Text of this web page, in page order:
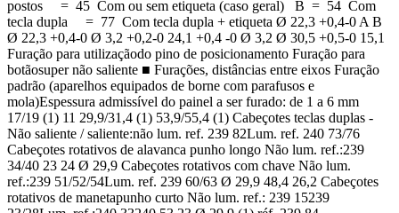
postos = 45 Com ou sem etiqueta (caso geral) B = 54 Com
tecla dupla = 77 Com tecla dupla + etiqueta Ø 22,3 +0,4-0 A B
Ø 22,3 +0,4-0 Ø 3,2 +0,2-0 24,1 +0,4 -0 Ø 3,2 Ø 30,5 +0,5-0 15,1
Furação para utilizaçãodo pino de posicionamento Furação para
botãosuper não saliente ■ Furações, distâncias entre eixos Furação
padrão (aparelhos equipados de borne com parafusos e
mola)Espessura admissível do painel a ser furado: de 1 a 6 mm
17/19 (1) 11 29,9/31,4 (1) 53,9/55,4 (1) Cabeçotes teclas duplas -
Não saliente / saliente:não lum. ref. 239 82Lum. ref. 240 73/76
Cabeçotes rotativos de alavanca punho longo Não lum. ref.:239
34/40 23 24 Ø 29,9 Cabeçotes rotativos com chave Não lum.
ref.:239 51/52/54Lum. ref. 239 60/63 Ø 29,9 48,4 26,2 Cabeçotes
rotativos de manetapunho curto Não lum. ref.: 239 15239